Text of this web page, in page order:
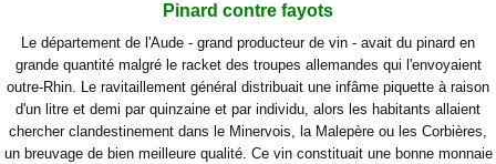
Pinard contre fayots
Le département de l'Aude - grand producteur de vin - avait du pinard en
grande quantité malgré le racket des troupes allemandes qui l'envoyaient
outre-Rhin. Le ravitaillement général distribuait une infâme piquette à raison
d'un litre et demi par quinzaine et par individu, alors les habitants allaient
chercher clandestinement dans le Minervois, la Malepère ou les Corbières,
un breuvage de bien meilleure qualité. Ce vin constituait une bonne monnaie